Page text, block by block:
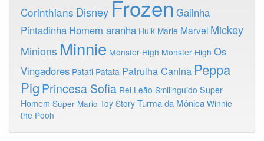
Corinthians Disney Frozen Galinha
Pintadinha Homem aranha Hulk Marie Marvel Mickey
Minions Minnie Monster High Monster High Os
Vingadores Patati Patata Patrulha Canina Peppa
Pig Princesa Sofia Rei Leão Smilinguido Super
Homem Super Mario Toy Story Turma da Mônica Winnie
the Pooh